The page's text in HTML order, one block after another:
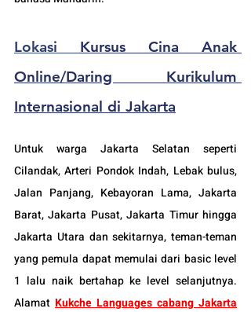
Lokasi Kursus Cina Anak
Online/Daring Kurikulum
Internasional di Jakarta
Untuk warga Jakarta Selatan seperti
Cilandak, Arteri Pondok Indah, Lebak bulus,
Jalan Panjang, Kebayoran Lama, Jakarta
Barat, Jakarta Pusat, Jakarta Timur hingga
Jakarta Utara dan sekitarnya, teman-teman
yang pemula dapat memulai dari basic level
1 lalu naik bertahap ke level selanjutnya.
Alamat Kukche Languages cabang Jakarta